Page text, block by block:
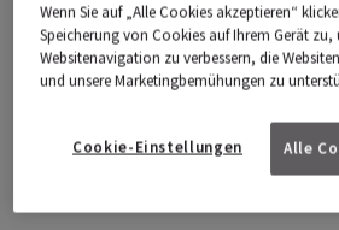
Wenn Sie auf „Alle Cookies akzeptieren“
Speicherung von Cookies auf Ihrem Gerät zu,
Websitenavigation zu verbessern, die
und unsere Marketingbemühungen zu
Alle
Cookie-Einstellungen